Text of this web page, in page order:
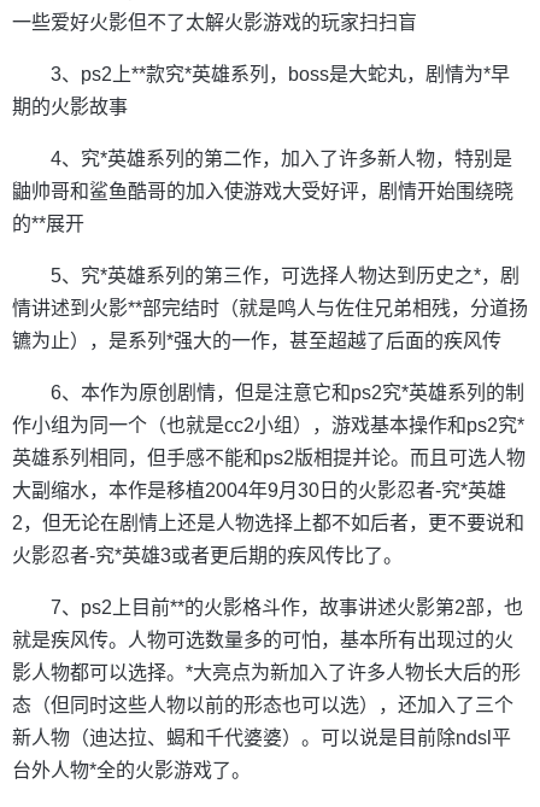
一些爱好火影但不了太解火影游戏的玩家扫扫盲
3、ps2上**款究*英雄系列，boss是大蛇丸，剧情为*早
期的火影故事
4、究*英雄系列的第二作，加入了许多新人物，特别是
鼬帅哥和鲨鱼酷哥的加入使游戏大受好评，剧情开始围绕晓
的**展开
5、究*英雄系列的第三作，可选择人物达到历史之*，剧
情讲述到火影**部完结时（就是鸣人与佐住兄弟相残，分道扬
镳为止），是系列*强大的一作，甚至超越了后面的疾风传
6、本作为原创剧情，但是注意它和ps2究*英雄系列的制
作小组为同一个（也就是cc2小组），游戏基本操作和ps2究*
英雄系列相同，但手感不能和ps2版相提并论。而且可选人物
大副缩水，本作是移植2004年9月30日的火影忍者-究*英雄
2，但无论在剧情上还是人物选择上都不如后者，更不要说和
火影忍者-究*英雄3或者更后期的疾风传比了。
7、ps2上目前**的火影格斗作，故事讲述火影第2部，也
就是疾风传。人物可选数量多的可怕，基本所有出现过的火
影人物都可以选择。*大亮点为新加入了许多人物长大后的形
态（但同时这些人物以前的形态也可以选），还加入了三个
新人物（迪达拉、蝎和千代婆婆）。可以说是目前除ndsl平
台外人物*全的火影游戏了。